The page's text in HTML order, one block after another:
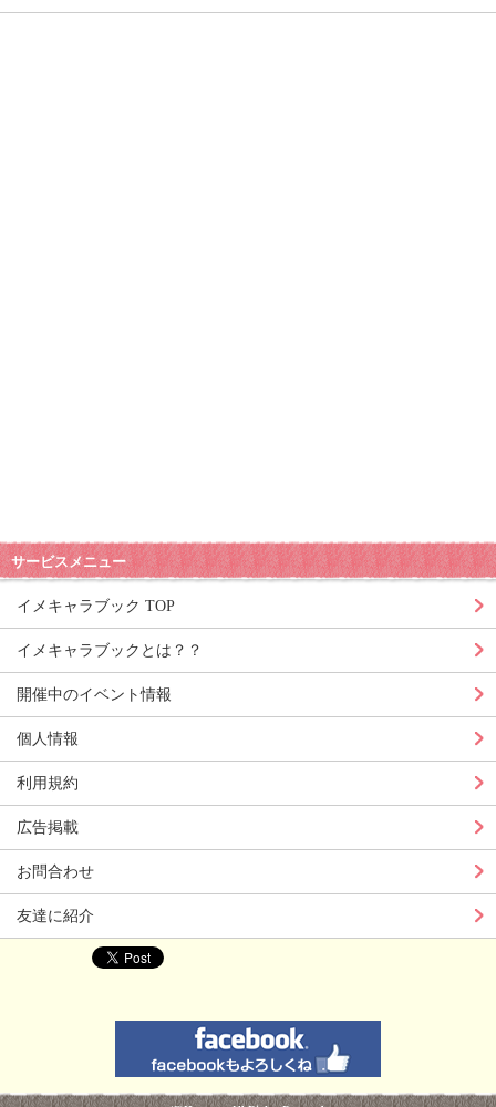
サービスメニュー
イメキャラブック TOP
イメキャラブックとは？？
開催中のイベント情報
個人情報
利用規約
広告掲載
お問合わせ
友達に紹介